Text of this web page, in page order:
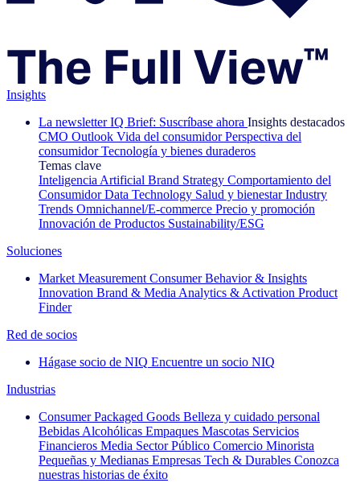
Insights
La newsletter IQ Brief: Suscríbase ahora Insights destacados
CMO Outlook Vida del consumidor Perspectiva del
consumidor Tecnología y bienes duraderos
Temas clave
Inteligencia Artificial Brand Strategy Comportamiento del
Consumidor Data Technology Salud y bienestar Industry
Trends Omnichannel/E-commerce Precio y promoción
Innovación de Productos Sustainability/ESG
Soluciones
Market Measurement Consumer Behavior & Insights
Innovation Brand & MediaAnalytics & Activation Product
Finder
Red de socios
Hágase socio de NIQ Encuentre un socio NIQ
Industrias
Consumer Packaged Goods Belleza y cuidado personal
Bebidas Alcohólicas Empaques Mascotas Servicios
Financieros Media Sector Público Comercio Minorista
Pequeñas y Medianas Empresas Tech & Durables Conozca
nuestras historias de éxito